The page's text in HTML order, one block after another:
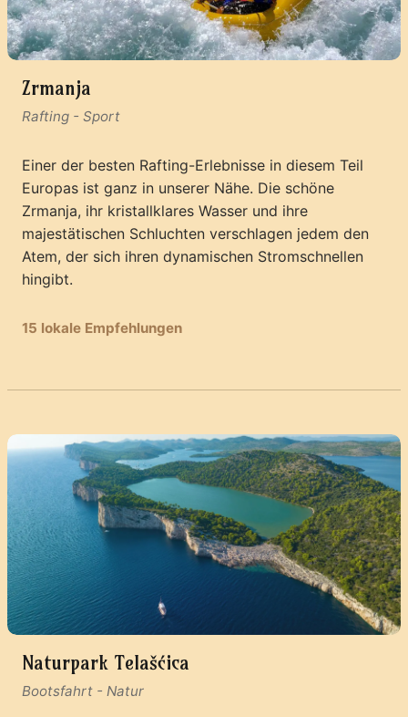
Zrmanja
Rafting - Sport
Einer der besten Rafting-Erlebnisse in diesem Teil
Europas ist ganz in unserer Nähe. Die schöne
Zrmanja, ihr kristallklares Wasser und ihre
majestätischen Schluchten verschlagen jedem den
Atem, der sich ihren dynamischen Stromschnellen
hingibt.
15 lokale Empfehlungen
Naturpark Telašćica
Bootsfahrt - Natur